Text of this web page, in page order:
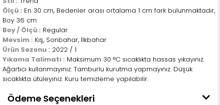
Ölçü : En 30 cm, Bedenler arası ortalama 1 cm fark bulunmaktadır,
Boy 36 cm
Boy / Ölçü : Regular
Mevsim : Kış, Sonbahar, İlkbahar
Ürün Sezonu : 2022 / 1
Yıkama Talimatı : Maksimum 30 °C sıcaklıkta hassas yıkayınız.
Ağartıcı kullanmayınız. Tamburlu kurutma yapmayınız. Düşük
sıcaklıkta ütüleyiniz. Kuru temizleme yapılabilir.
Ödeme Seçenekleri